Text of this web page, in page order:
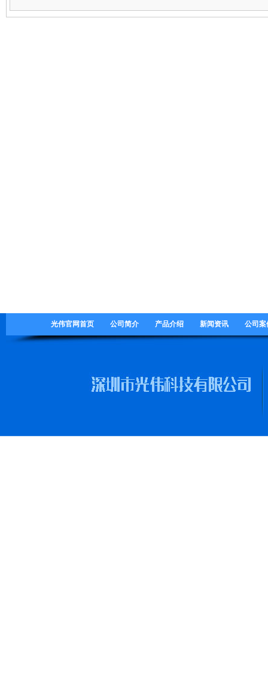
光伟官网首页 公司简介 产品介绍 新闻资讯 公司案